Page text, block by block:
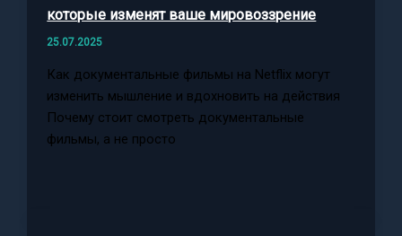
которые изменят ваше мировоззрение
25.07.2025
Как документальные фильмы на Netflix могут
изменить мышление и вдохновить на действия
Почему стоит смотреть документальные
фильмы, а не просто